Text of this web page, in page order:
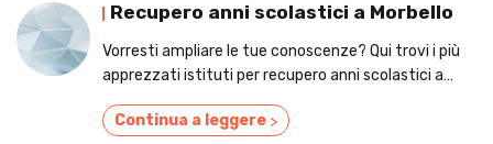
Recupero anni scolastici a Morbello
Vorresti ampliare le tue conoscenze? Qui trovi i più
apprezzati istituti per recupero anni scolastici a
Continua a leggere >